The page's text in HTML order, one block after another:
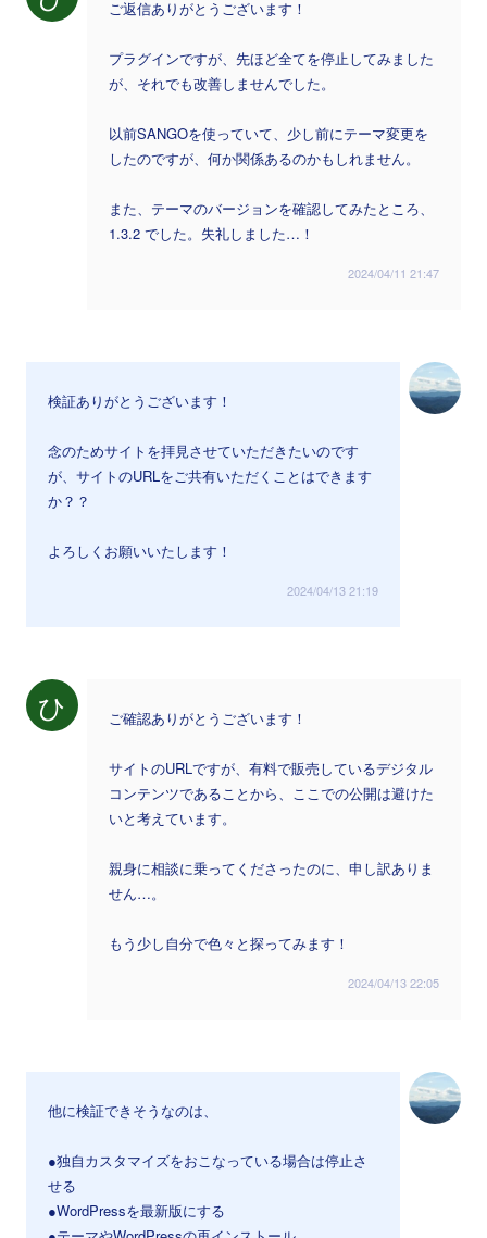
ご返信ありがとうございます！
プラグインですが、先ほど全てを停止してみました
が、それでも改善しませんでした。
以前SANGOを使っていて、少し前にテーマ変更を
したのですが、何か関係あるのかもしれません。
また、テーマのバージョンを確認してみたところ、
1.3.2 でした。失礼しました…！
2024/04/11 21:47
検証ありがとうございます！
念のためサイトを拝見させていただきたいのです
が、サイトのURLをご共有いただくことはできます
か？？
よろしくお願いいたします！
2024/04/13 21:19
ひ ご確認ありがとうございます！
サイトのURLですが、有料で販売しているデジタル
コンテンツであることから、ここでの公開は避けた
いと考えています。
親身に相談に乗ってくださったのに、申し訳ありま
せん…。
もう少し自分で色々と探ってみます！
2024/04/13 22:05
他に検証できそうなのは、
●独自カスタマイズをおこなっている場合は停止さ
せる
●WordPressを最新版にする